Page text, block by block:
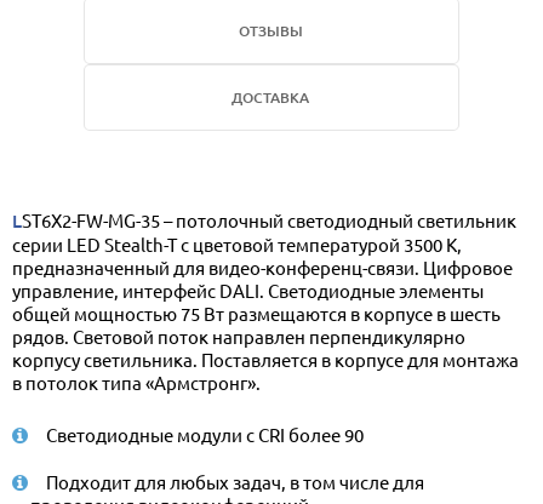
ОТЗЫВЫ
ДОСТАВКА
LST6X2-FW-MG-35 – потолочный светодиодный светильник
серии LED Stealth-T с цветовой температурой 3500 К,
предназначенный для видео-конференц-связи. Цифровое
управление, интерфейс DALI. Светодиодные элементы
общей мощностью 75 Вт размещаются в корпусе в шесть
рядов. Световой поток направлен перпендикулярно
корпусу светильника. Поставляется в корпусе для монтажа
в потолок типа «Армстронг».
Светодиодные модули с CRI более 90
Подходит для любых задач, в том числе для